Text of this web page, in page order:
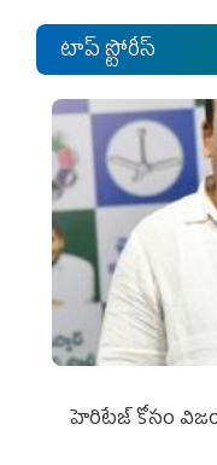
టాప్ స్టోరీస్
హెరిటేజ్ కోసం